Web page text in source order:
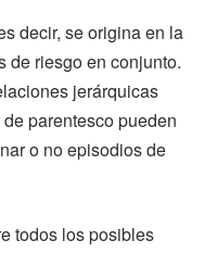
decir, se origina en la
de riesgo en conjunto.
jerárquicas
parentesco pueden
o no episodios de
todos los posibles